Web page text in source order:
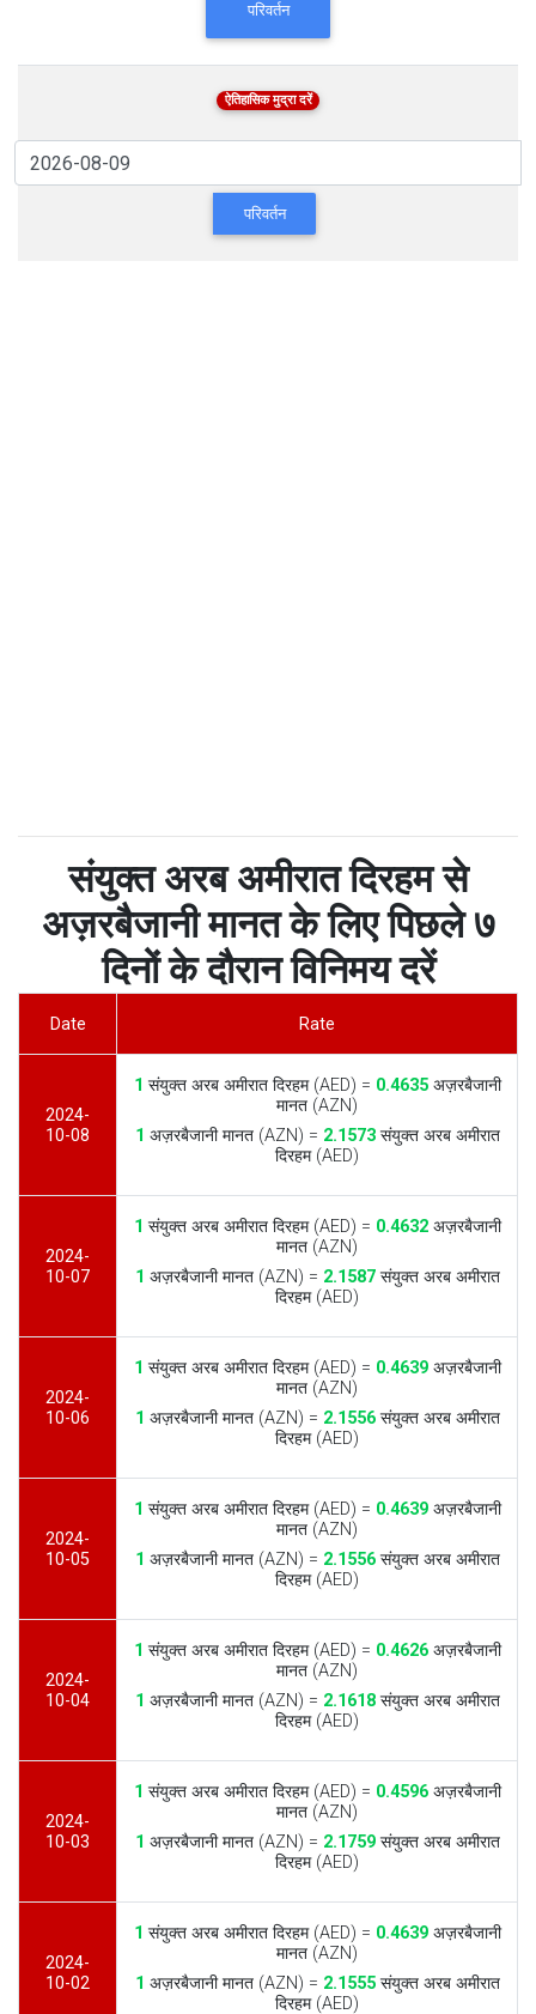
परिवर्तन
ऐतिहासिक मुद्रा दरें
परिवर्तन
संयुक्त अरब अमीरात दिरहम से
अज़रबैजानी मानत के लिए पिछले ७
दिनों के दौरान विनिमय दरें
Date Rate
2024-
10-08
1 संयुक्त अरब अमीरात दिरहम (AED) = 0.4635अज़रबैजानी
मानत (AZN)
1 अज़रबैजानी मानत (AZN) = 2.1573संयुक्त अरब अमीरात
दिरहम (AED)
2024-
10-07
1 संयुक्त अरब अमीरात दिरहम (AED) = 0.4632अज़रबैजानी
मानत (AZN)
1 अज़रबैजानी मानत (AZN) = 2.1587संयुक्त अरब अमीरात
दिरहम (AED)
2024-
10-06
1 संयुक्त अरब अमीरात दिरहम (AED) = 0.4639अज़रबैजानी
मानत (AZN)
1 अज़रबैजानी मानत (AZN) = 2.1556संयुक्त अरब अमीरात
दिरहम (AED)
2024-
10-05
1 संयुक्त अरब अमीरात दिरहम (AED) = 0.4639अज़रबैजानी
मानत (AZN)
1 अज़रबैजानी मानत (AZN) = 2.1556संयुक्त अरब अमीरात
दिरहम (AED)
2024-
10-04
1 संयुक्त अरब अमीरात दिरहम (AED) = 0.4626अज़रबैजानी
मानत (AZN)
1 अज़रबैजानी मानत (AZN) = 2.1618संयुक्त अरब अमीरात
दिरहम (AED)
2024-
10-03
1 संयुक्त अरब अमीरात दिरहम (AED) = 0.4596अज़रबैजानी
मानत (AZN)
1 अज़रबैजानी मानत (AZN) = 2.1759संयुक्त अरब अमीरात
दिरहम (AED)
2024-
10-02
1 संयुक्त अरब अमीरात दिरहम (AED) = 0.4639अज़रबैजानी
मानत (AZN)
1 अज़रबैजानी मानत (AZN) = 2.1555संयुक्त अरब अमीरात
दिरहम (AED)